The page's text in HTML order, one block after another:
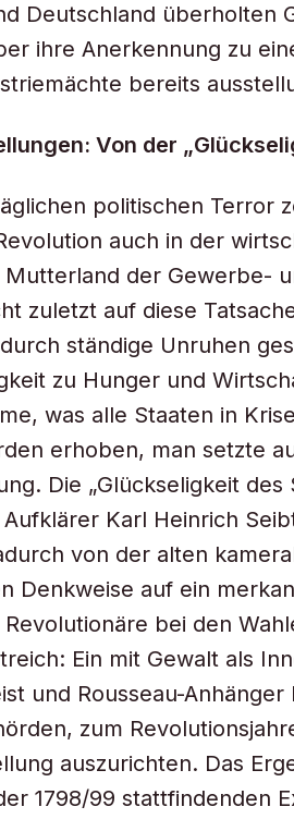
Deutschland überholten
ihre Anerkennung zu
bereits
Von der
politischen Terror
auch in der
Mutterland der Gewerbe-
zuletzt auf diese
ständige Unruhen
zu Hunger und
was alle Staaten in
erhoben, man setzte
Die „Glückseligkeit des
Karl Heinrich
von der alten
Denkweise auf ein
bei den
Ein mit Gewalt als
und Rousseau-Anhänger
zum
auszurichten. Das
1798/99 stattfindenden